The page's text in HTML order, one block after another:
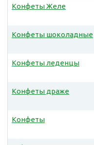
Конфеты Желе
Конфеты шоколадные
Конфеты леденцы
Конфеты драже
Конфеты